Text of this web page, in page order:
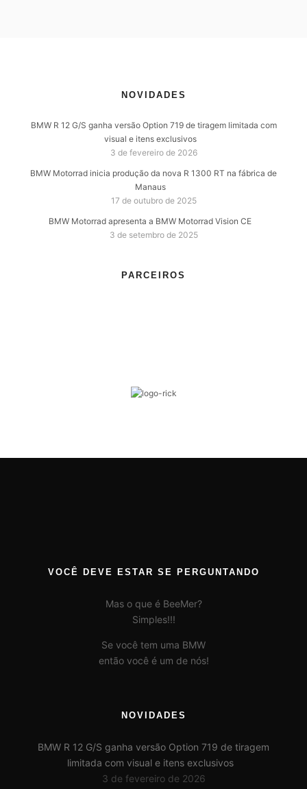
NOVIDADES
BMW R 12 G/S ganha versão Option 719 de tiragem limitada com
visual e itens exclusivos
3 de fevereiro de 2026
BMW Motorrad inicia produção da nova R 1300 RT na fábrica de
Manaus
17 de outubro de 2025
BMW Motorrad apresenta a BMW Motorrad Vision CE
3 de setembro de 2025
PARCEIROS
VOCÊ DEVE ESTAR SE PERGUNTANDO
Mas o que é BeeMer?
Simples!!!
Se você tem uma BMW
então você é um de nós!
NOVIDADES
BMW R 12 G/S ganha versão Option 719 de tiragem
limitada com visual e itens exclusivos
3 de fevereiro de 2026